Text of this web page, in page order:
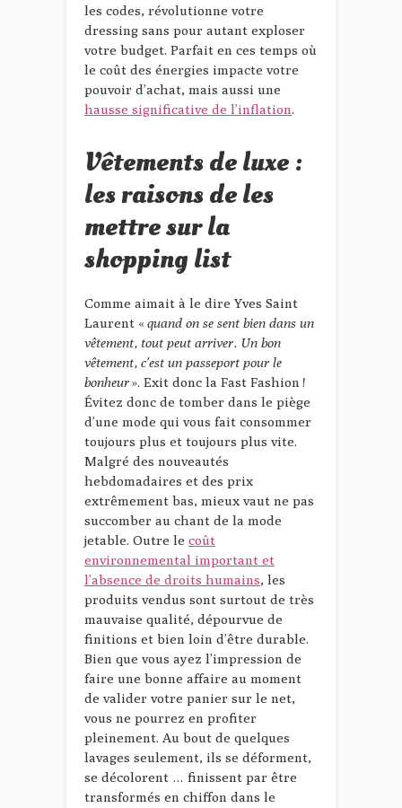
les codes, révolutionne votre
dressing sans pour autant exploser
votre budget. Parfait en ces temps où
le coût des énergies impacte votre
pouvoir d’achat, mais aussi une
hausse significative de l’inflation.
Vêtements de luxe :
les raisons de les
mettre sur la
shopping list
Comme aimait à le dire Yves Saint
Laurent « quand on se sent bien dans un
vêtement, tout peut arriver. Un bon
vêtement, c’est un passeport pour le
bonheur». Exit donc la Fast Fashion !
Évitez donc de tomber dans le piège
d’une mode qui vous fait consommer
toujours plus et toujours plus vite.
Malgré des nouveautés
hebdomadaires et des prix
extrêmement bas, mieux vaut ne pas
succomber au chant de la mode
jetable. Outre le coût
environnemental important et
l’absence de droits humains, les
produits vendus sont surtout de très
mauvaise qualité, dépourvue de
finitions et bien loin d’être durable.
Bien que vous ayez l’impression de
faire une bonne affaire au moment
de valider votre panier sur le net,
vous ne pourrez en profiter
pleinement. Au bout de quelques
lavages seulement, ils se déforment,
se décolorent … finissent par être
transformés en chiffon dans le